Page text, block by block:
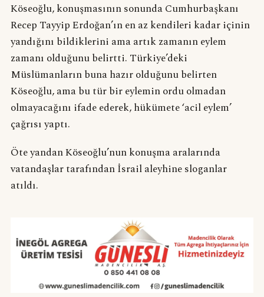
Köseoğlu, konuşmasının sonunda Cumhurbaşkanı
Recep Tayyip Erdoğan’ın en az kendileri kadar içinin
yandığını bildiklerini ama artık zamanın eylem
zamanı olduğunu belirtti. Türkiye’deki
Müslümanların buna hazır olduğunu belirten
Köseoğlu, ama bu tür bir eylemin ordu olmadan
olmayacağını ifade ederek, hükümete ‘acil eylem’
çağrısı yaptı.
Öte yandan Köseoğlu’nun konuşma aralarında
vatandaşlar tarafından İsrail aleyhine sloganlar
atıldı.